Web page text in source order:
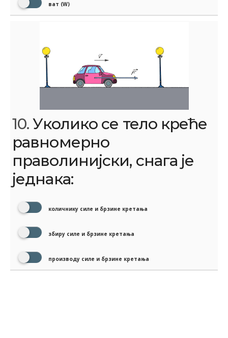
ват (W)
10.Уколико се тело креће
равномерно
праволинијски, снага је
једнака:
количнику силе и брзине кретања
збиру силе и брзине кретања
производу силе и брзине кретања